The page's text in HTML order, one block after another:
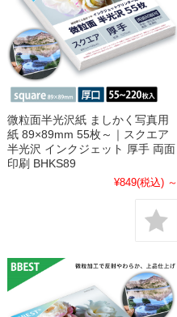
微粒面半光沢紙 ましかく写真用
紙 89×89mm 55枚～｜スクエア
半光沢 インクジェット 厚手 両面
印刷 BHKS89
¥849(税込) ～